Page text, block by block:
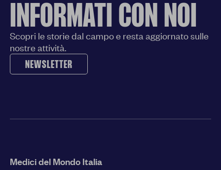
INFORMATI CON NOI
Scopri le storie dal campo e resta aggiornato sulle
nostre attività.
NEWSLETTER
Medici del Mondo Italia